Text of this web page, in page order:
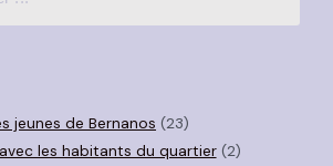
jeunes de Bernanos (23)
les habitants du quartier(2)